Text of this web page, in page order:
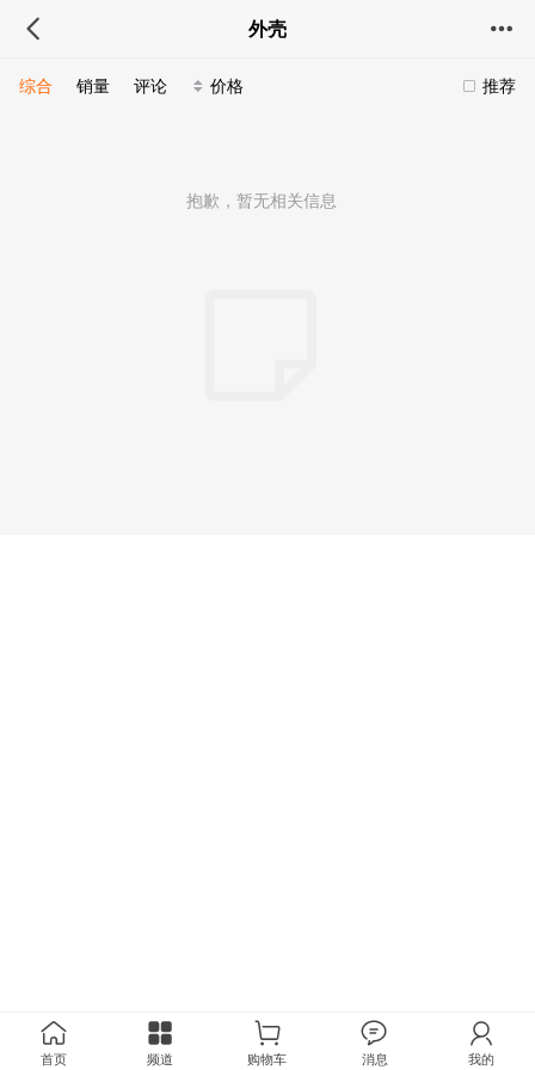
外壳
推荐
综合 销量 评论 价格
抱歉，暂无相关信息
首页 频道 购物车 消息 我的